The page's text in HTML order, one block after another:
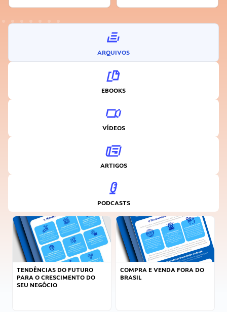
ARQUIVOS
EBOOKS
VÍDEOS
ARTIGOS
PODCASTS
TENDÊNCIAS DO FUTURO
PARA O CRESCIMENTO DO
SEU NEGÓCIO
COMPRA E VENDA FORA DO
BRASIL